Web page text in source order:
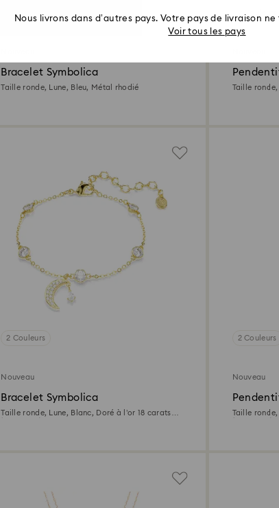
Bracelet Symbolica
Taille ronde, Lune, Bleu, Métal rhodié Taille
2 Couleurs
Nouveau
Bracelet Symbolica
Taille ronde, Lune, Blanc, Doré à l’or 18 carats
2 Couleurs
Nouveau
Taille ronde,
Nous livrons dans d’autres pays. Votre pays de livraison
Voir tous les pays